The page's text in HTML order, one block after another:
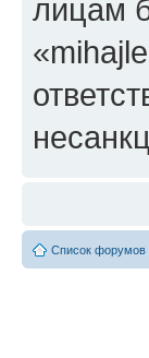
лицам
Список форумов